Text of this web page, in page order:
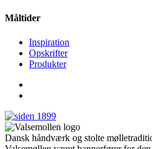
Måltider
Inspiration
Opskrifter
Produkter
Dansk håndværk og stolte